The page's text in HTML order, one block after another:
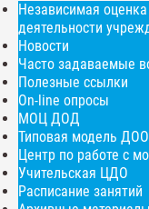
Независимая
деятельности
Новости
Часто задаваемые
Полезные ссылки
On-line опросы
МОЦ ДОД
Типовая модель
Центр по работе с
Учительская ЦДО
Расписание занятий